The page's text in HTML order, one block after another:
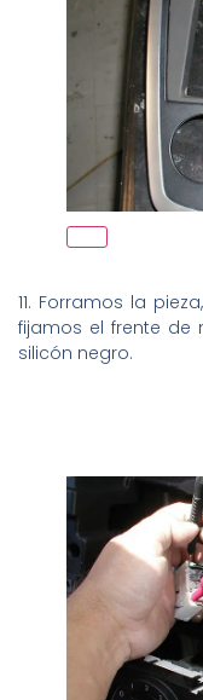
11. Forramos la
fijamos el frente
silicón negro.